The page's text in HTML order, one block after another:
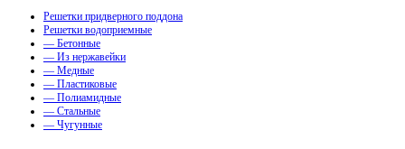
Решетки придверного поддона
Решетки водоприемные
— Бетонные
— Из нержавейки
— Медные
— Пластиковые
— Полиамидные
— Стальные
— Чугунные